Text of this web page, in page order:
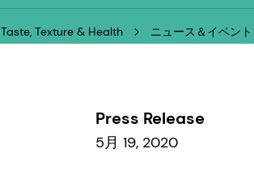
Taste, Texture & Health ニュース＆イベント
Press Release
5月 19, 2020